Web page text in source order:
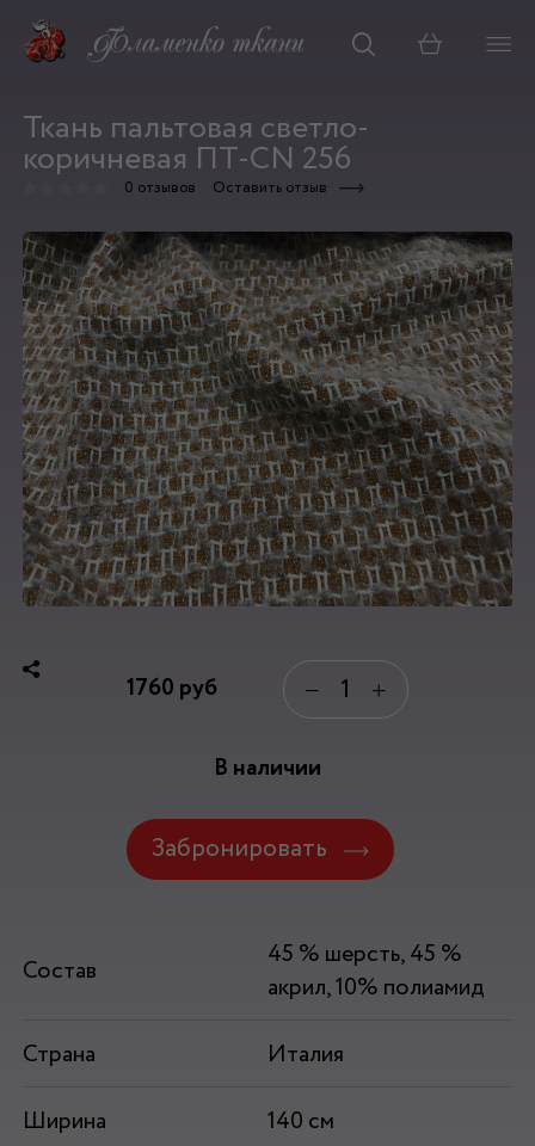
Корзина
Ткань пальтовая светло-
коричневая ПТ-CN 256
0 отзывов Оставить отзыв
1760 руб − +
В наличии
Забронировать
Состав
45 % шерсть, 45 %
акрил, 10% полиамид
Страна
Италия
Ширина
140 см